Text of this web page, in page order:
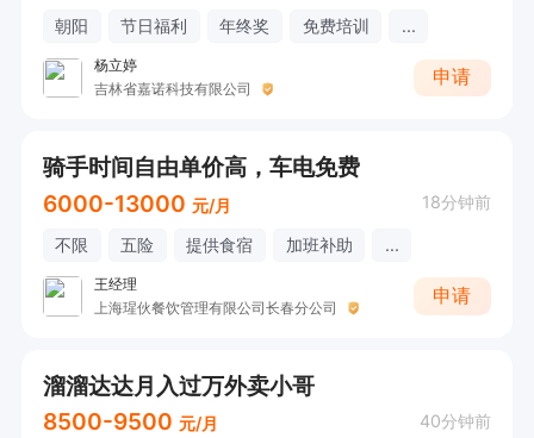
朝阳 节日福利 年终奖 免费培训 ...
杨立婷
吉林省嘉诺科技有限公司
申请
骑手时间自由单价高，车电免费
6000-13000 元/月 18分钟前
不限 五险 提供食宿 加班补助 ...
王经理
上海瑆伙餐饮管理有限公司长春分公司
申请
溜溜达达月入过万外卖小哥
8500-9500 元/月 40分钟前